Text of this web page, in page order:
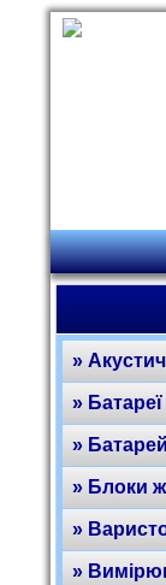
»
»
»
» Блоки
»
»